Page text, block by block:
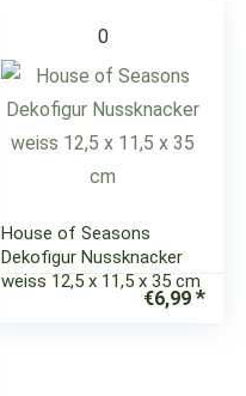
0
House of Seasons
Dekofigur Nussknacker
weiss 12,5 x 11,5 x 35 cm
€6,99